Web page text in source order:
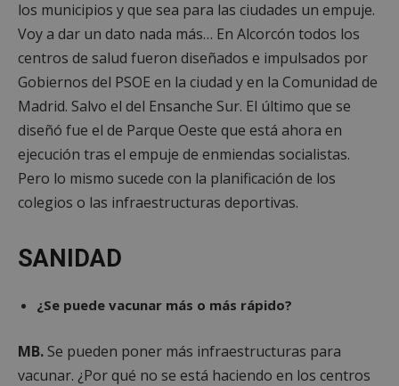
los municipios y que sea para las ciudades un empuje.
Voy a dar un dato nada más… En Alcorcón todos los
centros de salud fueron diseñados e impulsados por
Gobiernos del PSOE en la ciudad y en la Comunidad de
Madrid. Salvo el del Ensanche Sur. El último que se
diseñó fue el de Parque Oeste que está ahora en
ejecución tras el empuje de enmiendas socialistas.
Pero lo mismo sucede con la planificación de los
colegios o las infraestructuras deportivas.
SANIDAD
¿Se puede vacunar más o más rápido?
MB. Se pueden poner más infraestructuras para
vacunar. ¿Por qué no se está haciendo en los centros